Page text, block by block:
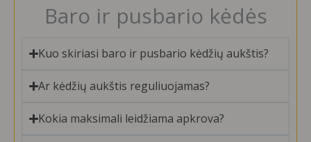
Baro ir pusbario kėdės
Kuo skiriasi baro ir pusbario kėdžių aukštis?
Ar kėdžių aukštis reguliuojamas?
Kokia maksimali leidžiama apkrova?